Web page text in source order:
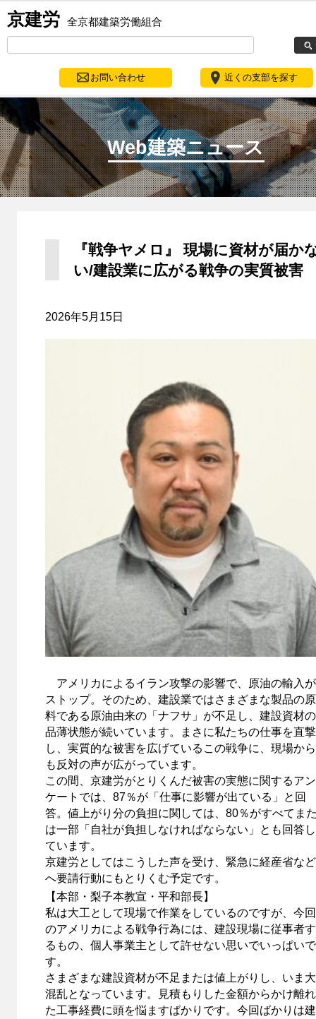
京建労 全京都建築労働組合
お問い合わせ 近くの支部を探す
Web建築ニュース
『戦争ヤメロ』 現場に資材が届か
い/建設業に広がる戦争の実質被害
2026年5月15日
アメリカによるイラン攻撃の影響で、原油の輸入が
ストップ。そのため、建設業ではさまざまな製品の原
料である原油由来の「ナフサ」が不足し、建設資材の
品薄状態が続いています。まさに私たちの仕事を直撃
し、実質的な被害を広げているこの戦争に、現場から
も反対の声が広がっています。
この間、京建労がとりくんだ被害の実態に関するアン
ケートでは、87％が「仕事に影響が出ている」と回
答。値上がり分の負担に関しては、80％がすべてま
は一部「自社が負担しなければならない」とも回答し
ています。
京建労としてはこうした声を受け、緊急に経産省など
へ要請行動にもとりくむ予定です。
【本部・梨子本教宣・平和部長】
私は大工として現場で作業をしているのですが、今回
のアメリカによる戦争行為には、建設現場に従事者す
るもの、個人事業主として許せない思いでいっぱいで
す。
さまざまな建設資材が不足または値上がりし、いま大
混乱となっています。見積もりした金額からかけ離れ
た工事経費に頭を悩ますばかりです。今回ばかりは建